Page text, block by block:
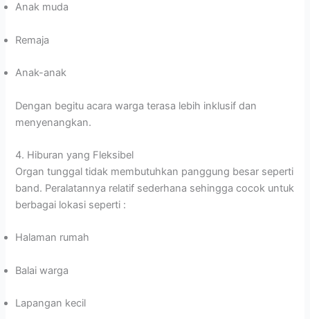
Anak muda
Remaja
Anak-anak
Dengan begitu acara warga terasa lebih inklusif dan
menyenangkan.
4. Hiburan yang Fleksibel
Organ tunggal tidak membutuhkan panggung besar seperti
band. Peralatannya relatif sederhana sehingga cocok untuk
berbagai lokasi seperti :
Halaman rumah
Balai warga
Lapangan kecil